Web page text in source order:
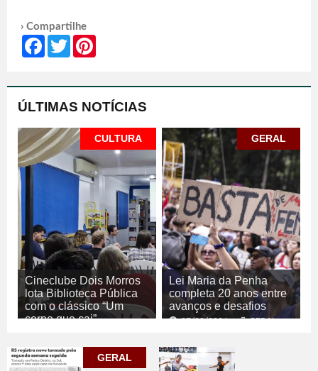
› Compartilhe
Facebook
Twitter
ÚLTIMAS NOTÍCIAS
CULTURA
Cineclube Dois Morros
lota Biblioteca Pública
com o clássico “Um
corpo que cai”
GERAL
Lei Maria da Penha
completa 20 anos entre
avanços e desafios
07/08/2026 GERAL
GERAL